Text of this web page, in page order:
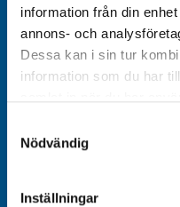
information från din
annons- och
Dessa kan i sin tur
information som du har
Nödvändig
Inställningar